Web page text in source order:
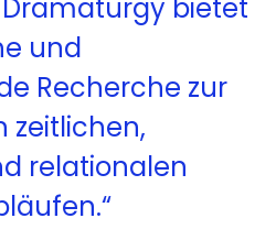
Dramaturgy bietet
und
Recherche zur
zeitlichen,
relationalen
äufen.“